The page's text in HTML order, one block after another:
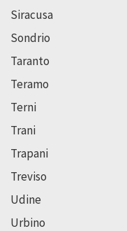
Siracusa
Sondrio
Taranto
Teramo
Terni
Trani
Trapani
Treviso
Udine
Urbino